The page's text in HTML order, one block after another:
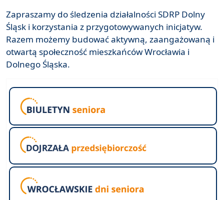
Zapraszamy do śledzenia działalności SDRP Dolny
Śląsk i korzystania z przygotowywanych inicjatyw.
Razem możemy budować aktywną, zaangażowaną i
otwartą społeczność mieszkańców Wrocławia i
Dolnego Śląska.